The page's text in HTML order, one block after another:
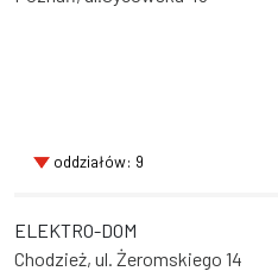
oddziałów: 9
ELEKTRO-DOM
Chodzież, ul. Żeromskiego 14